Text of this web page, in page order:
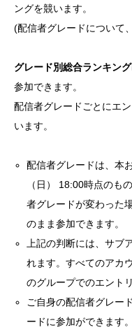
ングを競います。
(配信者グレードについて
グレード別総合ランキング
参加できます。
配信者グレードごとにエ
います。
配信者グレードは、本
（日） 18:00時点のも
者グレードが変わった
のまま参加できます。
上記の判断には、サブ
れます。すべてのアカ
のグループでのエント
ご自身の配信者グレー
ードに参加ができます。